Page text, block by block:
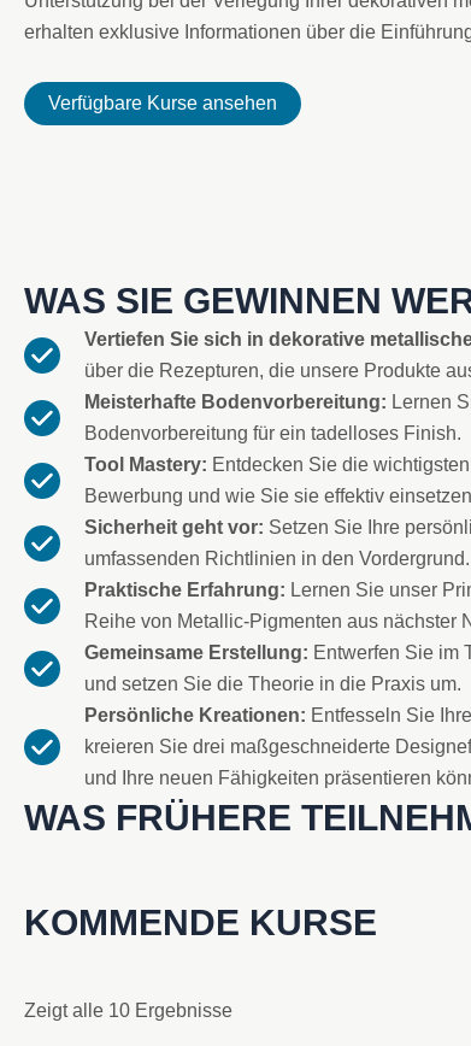
erhalten exklusive Informationen über die
Verfügbare Kurse ansehen
WAS SIE GEWINNEN
Vertiefen Sie sich in dekorative
über die Rezepturen, die unsere Produkte
Meisterhafte Bodenvorbereitung: Lernen
Bodenvorbereitung für ein tadelloses Finish.
Tool Mastery: Entdecken Sie die
Bewerbung und wie Sie sie effektiv
Sicherheit geht vor: Setzen Sie Ihre
umfassenden Richtlinien in den Vordergrund.
Praktische Erfahrung: Lernen Sie unser
Reihe von Metallic-Pigmenten aus nächster
Gemeinsame Erstellung: Entwerfen Sie im
und setzen Sie die Theorie in die Praxis um.
Persönliche Kreationen: Entfesseln Sie
kreieren Sie drei maßgeschneiderte
und Ihre neuen Fähigkeiten präsentieren
WAS FRÜHERE
KOMMENDE KURSE
Zeigt alle 10 Ergebnisse